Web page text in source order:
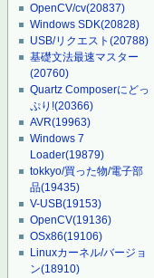
OpenCV/cv(20837)
Windows SDK(20828)
USB/リクエスト(20788)
基礎文法最速マスター
(20760)
Quartz Composerにどっ
ぷり!(20366)
AVR(19963)
Windows 7
Loader(19879)
tokkyo/買った物/電子部
品(19435)
V-USB(19153)
OpenCV(19136)
OSx86(19106)
Linuxカーネル/バージョ
ン(18910)